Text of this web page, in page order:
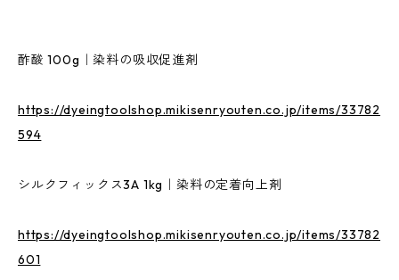
酢酸 100g｜染料の吸収促進剤
https://dyeingtoolshop.mikisenryouten.co.jp/items/33782
594
シルクフィックス3A 1kg｜染料の定着向上剤
https://dyeingtoolshop.mikisenryouten.co.jp/items/33782
601